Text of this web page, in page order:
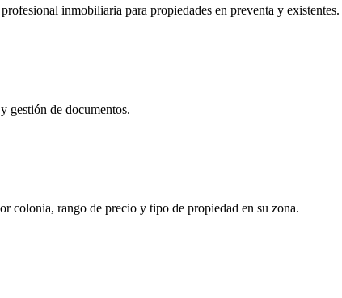
inmobiliaria para propiedades en preventa y existentes.
gestión de documentos.
colonia, rango de precio y tipo de propiedad en su zona.